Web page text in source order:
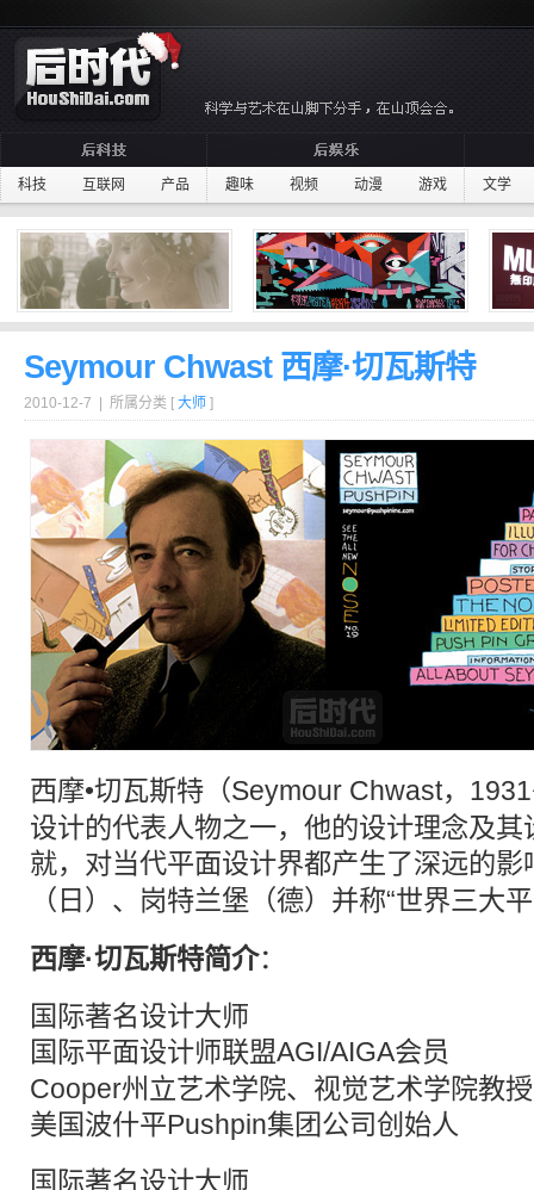
科技 互联网 产品 趣味 视频 动漫 游戏 文学
Seymour Chwast 西摩·切瓦斯特
2010-12-7 | 所属分类 [ 大师 ]
西摩•切瓦斯特（Seymour Chwast，
设计的代表人物之一，他的设计理念及
就，对当代平面设计界都产生了深远的
（日）、岗特兰堡（德）并称“世界三大
西摩·切瓦斯特简介：
国际著名设计大师
国际平面设计师联盟AGI/AIGA会员
Cooper州立艺术学院、视觉艺术学院教授
美国波什平Pushpin集团公司创始人
国际著名设计大师